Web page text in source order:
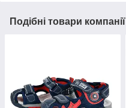
Подібні товари компанії